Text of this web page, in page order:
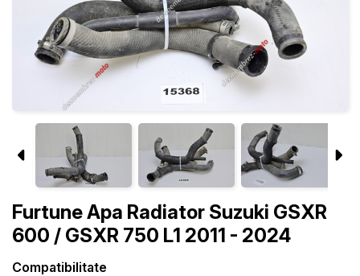
Furtune Apa Radiator Suzuki GSXR
600 / GSXR 750 L1 2011 - 2024
Compatibilitate